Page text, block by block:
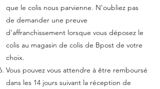
que le colis nous parvienne. N'oubliez pas
de demander une preuve
d'affranchissement lorsque vous déposez le
colis au magasin de colis de Bpost de votre
choix.
Vous pouvez vous attendre à être remboursé
dans les 14 jours suivant la réception de